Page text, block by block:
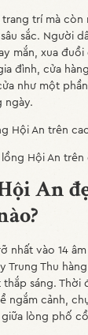
trí mà còn
sắc. Người
mắn, xua
đình, cửa
như một
ngày.
Hội An trên
An
nhất vào 14
Thu
sáng. Thời
ngắm cảnh,
lòng phố